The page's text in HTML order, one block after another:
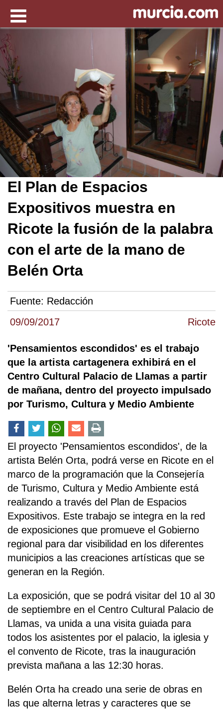
09/09/2017 Ricote
El Plan de Espacios
Expositivos muestra en
Ricote la fusión de la palabra
con el arte de la mano de
Belén Orta
Fuente: Redacción
'Pensamientos escondidos' es el trabajo
que la artista cartagenera exhibirá en el
Centro Cultural Palacio de Llamas a partir
de mañana, dentro del proyecto impulsado
por Turismo, Cultura y Medio Ambiente
El proyecto 'Pensamientos escondidos', de la
artista Belén Orta, podrá verse en Ricote en el
marco de la programación que la Consejería
de Turismo, Cultura y Medio Ambiente está
realizando a través del Plan de Espacios
Expositivos. Este trabajo se integra en la red
de exposiciones que promueve el Gobierno
regional para dar visibilidad en los diferentes
municipios a las creaciones artísticas que se
generan en la Región.
La exposición, que se podrá visitar del 10 al 30
de septiembre en el Centro Cultural Palacio de
Llamas, va unida a una visita guiada para
todos los asistentes por el palacio, la iglesia y
el convento de Ricote, tras la inauguración
prevista mañana a las 12:30 horas.
Belén Orta ha creado una serie de obras en
las que alterna letras y caracteres que se